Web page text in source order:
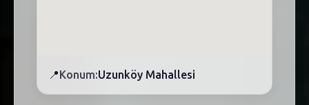
📍Konum:Uzunköy Mahallesi